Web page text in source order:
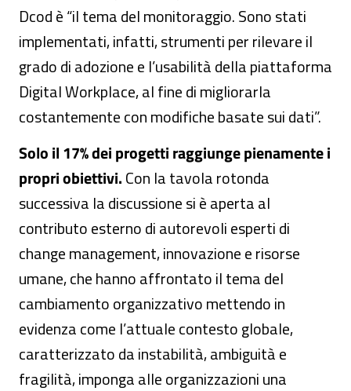
Dcod è “il tema del monitoraggio. Sono stati
implementati, infatti, strumenti per rilevare il
grado di adozione e l’usabilità della piattaforma
Digital Workplace, al fine di migliorarla
costantemente con modifiche basate sui dati”.
Solo il 17% dei progetti raggiunge pienamente i
propri obiettivi.Con la tavola rotonda
successiva la discussione si è aperta al
contributo esterno di autorevoli esperti di
change management, innovazione e risorse
umane, che hanno affrontato il tema del
cambiamento organizzativo mettendo in
evidenza come l’attuale contesto globale,
caratterizzato da instabilità, ambiguità e
fragilità, imponga alle organizzazioni una